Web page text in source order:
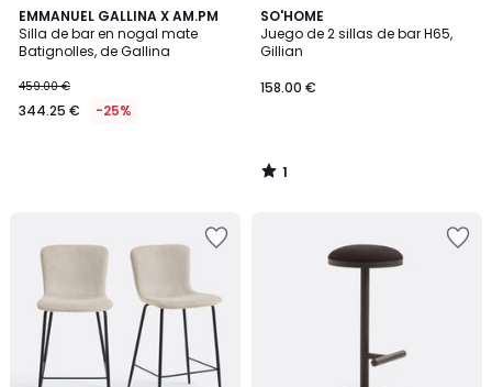
EMMANUEL GALLINA X AM.PM
Silla de bar en nogal mate
Batignolles, de Gallina
459.00 €
344.25 € -25%
SO'HOME
Juego de 2 sillas de bar H65,
Gillian
158.00 €
1
/
5
1
/